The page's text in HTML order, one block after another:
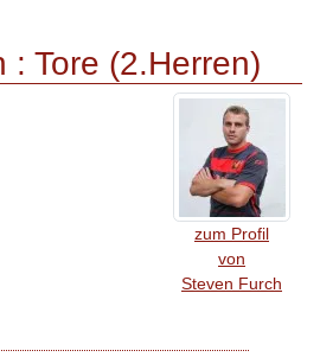
: Tore (2.Herren)
zum Profil
von
Steven Furch